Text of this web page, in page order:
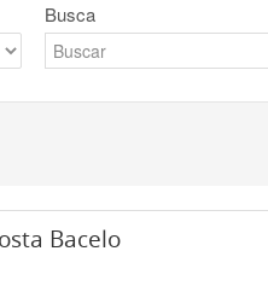
Busca
Bacelo